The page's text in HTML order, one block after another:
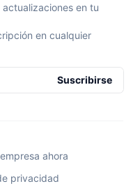
en tu
en cualquier
Suscribirse
ahora
privacidad